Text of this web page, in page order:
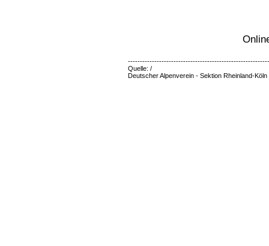
Quelle: /
Deutscher Alpenverein - Sektion Rheinland-